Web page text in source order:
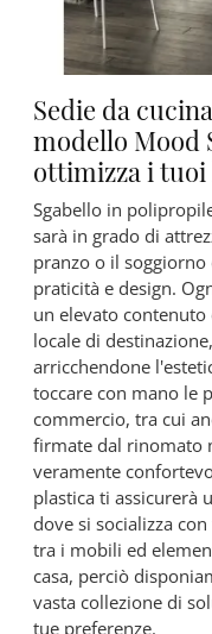
Sedie da
modello Mood
ottimizza i tuoi
Sgabello in
sarà in grado di
pranzo o il
praticità e design.
un elevato
locale di
arricchendone
toccare con mano le
commercio, tra cui
firmate dal rinomato
veramente
plastica ti assicurerà
dove si socializza
tra i mobili ed
casa, perciò
vasta collezione di
tue preferenze.